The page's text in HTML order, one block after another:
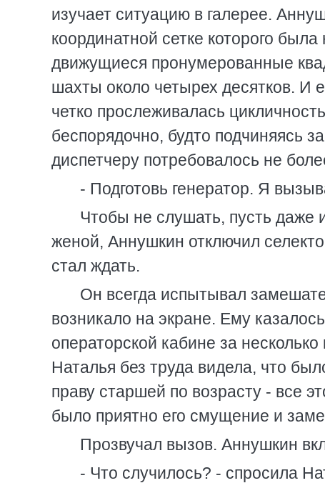
изучает ситуацию в галерее.
координатной сетке которого
движущиеся пронумерованные
шахты около четырех десятков. И
четко прослеживалась
беспорядочно, будто подчиняясь
диспетчеру потребовалось не
- Подготовь генератор. Я
Чтобы не слушать, пусть даже
женой, Аннушкин отключил
стал ждать.
Он всегда испытывал
возникало на экране. Ему
операторской кабине за
Наталья без труда видела, что
праву старшей по возрасту - все
было приятно его смущение и
Прозвучал вызов. Аннушкин
- Что случилось? - спросила